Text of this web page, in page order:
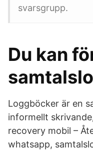
svarsgrupp.
Du kan
Loggböcker är en
informellt
recovery mobil –
whatsapp,